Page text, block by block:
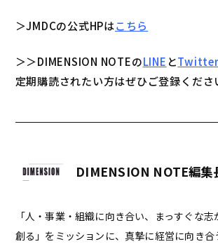
＞JMDCの公式HPはこちら
＞＞DIMENSION NOTEのLINE とTwitter
定期購読されたい方はぜひご登録くださ
DIMENSION NOTE編集
「人・事業・組織に向き合い、まっすぐな
創る」をミッションに、真摯に経営に向き